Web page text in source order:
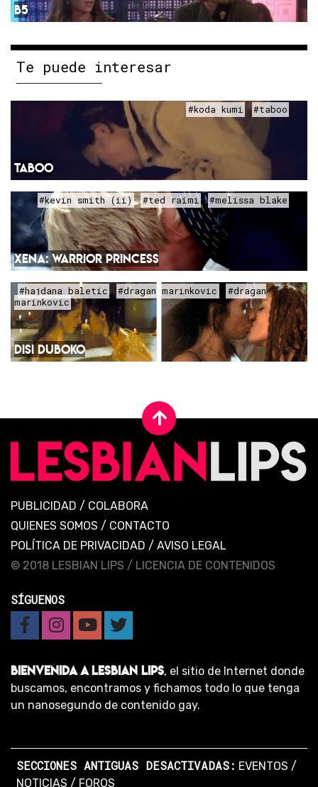
B5
Te puede interesar
#koda kumi #taboo
TABOO
#kevin smith (ii) #ted raimi #melissa blake
XENA: WARRIOR PRINCESS
#hajdana baletic #dragan marinkovic
#dragan
marinkovic
DISI DUBOKO
PUBLICIDAD / COLABORA
QUIENES SOMOS / CONTACTO
POLÍTICA DE PRIVACIDAD / AVISO LEGAL
© 2018 LESBIAN LIPS / LICENCIA DE CONTENIDOS
SÍGUENOS
BIENVENIDA A LESBIAN LIPS, el sitio de Internet donde
buscamos, encontramos y fichamos todo lo que tenga
un nanosegundo de contenido gay.
SECCIONES ANTIGUAS DESACTIVADAS: EVENTOS /
NOTICIAS / FOROS